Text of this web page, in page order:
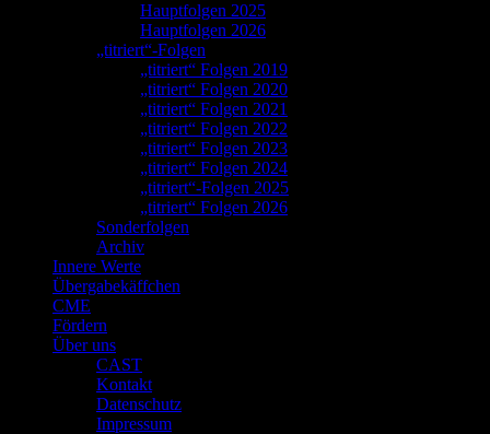
Hauptfolgen 2025
Hauptfolgen 2026
„titriert“-Folgen
„titriert“ Folgen 2019
„titriert“ Folgen 2020
„titriert“ Folgen 2021
„titriert“ Folgen 2022
„titriert“ Folgen 2023
„titriert“ Folgen 2024
„titriert“-Folgen 2025
„titriert“ Folgen 2026
Sonderfolgen
Archiv
Innere Werte
Übergabekäffchen
CME
Fördern
Über uns
CAST
Kontakt
Datenschutz
Impressum